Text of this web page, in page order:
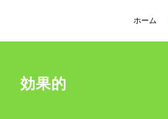
ホーム
効果的